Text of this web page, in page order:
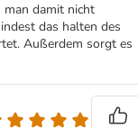
man damit nicht
das halten des
Außerdem sorgt es